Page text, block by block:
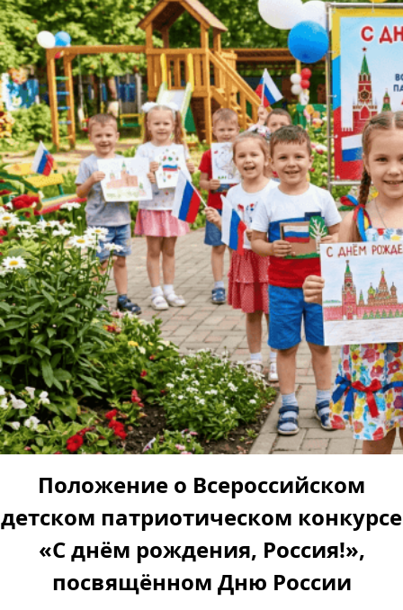
Положение о Всероссийском
детском патриотическом конкурсе
«С днём рождения, Россия!»,
посвящённом Дню России